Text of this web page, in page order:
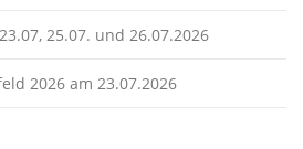
25.07. und 26.07.2026
2026 am 23.07.2026